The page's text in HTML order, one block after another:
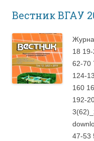
Вестник ВГАУ
18
62-70
124-
160
192-
47-53